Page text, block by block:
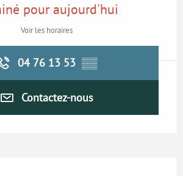
pour aujourd'hui
Voir les horaires
04 76 13 53 ▒▒
Contactez-nous